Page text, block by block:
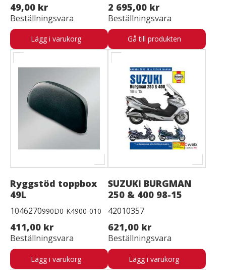
49,00 kr
Beställningsvara
Lägg i varukorg
2 695,00 kr
Beställningsvara
Gå till produkten
Ryggstöd toppbox
49L
1046270990D0-K4900-010
411,00 kr
Beställningsvara
Lägg i varukorg
SUZUKI BURGMAN
250 & 400 98-15
42010357
621,00 kr
Beställningsvara
Lägg i varukorg